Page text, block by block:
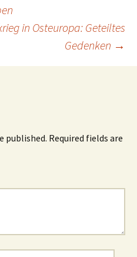
in Osteuropa: Geteiltes
Gedenken →
published. Required fields are